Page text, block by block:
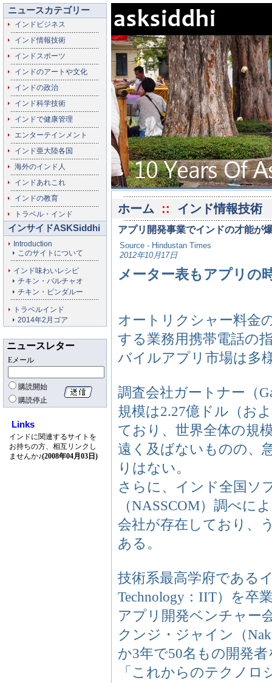
ニュースカテゴリー
インドビジネス
インド情報技術
インドスポーツ
インドのアートや文化
インドの政治
インド科学技術
インドで健康管理
エンターテインメント
インド亜大陸各国
海外のインド人
インドあれこれ
インドの教育
トラベル・インド
インサイドASKSiddhi
Introduction
このサイトについて
インド味わいレシピ
チキン・バルチャオ
チキン・ビンダルー
トラベルインド
2014年2月ゴア
ニュースレター
Eメール
購読開始
購読停止
Links
インドに関連するサイトを
お持ちの方、相互リンクし
ませんか♪(2008年04月03日)
ホーム :: インド情報技術
アプリ開発事業でインドの才能が
Source - Hindustan Times
2012年10月17日
メーター表もアプリの
オートリクシャー料金
する業務用携帯電話の
バイルアプリ市場は多
調査会社ガートナー（
規模は2.27億ドル（お
ており、世界全体の規
遠く及ばないものの、
りはない。
さらに、インド全国ソ
（NASSCOM）調べに
会社が存在しており、
ある。
技術系最高学府である
Technology：IIT）を卒
アプリ開発ベンチャー
クンジ・ジャイン（
か3年で50名もの開発
「これからのテクノ